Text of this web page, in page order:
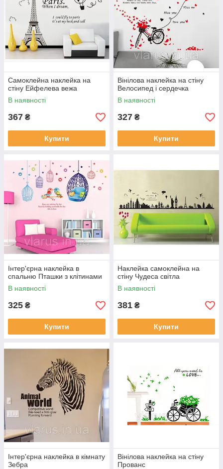
Самоклейна наклейка на
стіну Ейфелева вежа
В наявності
367 ₴
Купити
Вінілова наклейка на стіну
Велосипед і сердечка
В наявності
327 ₴
Купити
Інтер'єрна наклейка в
спальню Пташки з клітинами
В наявності
325 ₴
Купити
Наклейка самоклейна на
стіну Чудеса світла
В наявності
381 ₴
Купити
Інтер'єрна наклейка в кімнату
Зебра
Вінілова наклейка на стіну
Прованс